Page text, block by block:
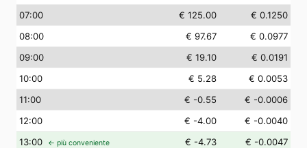
07:00 € 125.00
€ 0.1250
08:00 € 97.67
€ 0.0977
09:00 € 19.10
€ 0.0191
10:00 € 5.28
€ 0.0053
11:00 € -0.55
€ -0.0006
12:00 € -4.00
€ -0.0040
13:00 ← più conveniente € -4.73
€ -0.0047